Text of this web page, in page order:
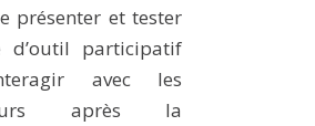
présenter et tester
d’outil participatif
avec les
après la